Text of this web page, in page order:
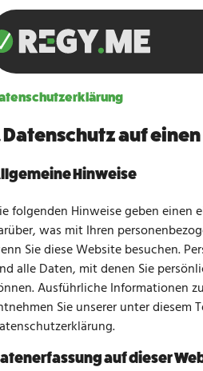
Datenschutz auf
Hinweise
folgenden Hinweise geben einen
was mit Ihren
Sie diese Website besuchen.
alle Daten, mit denen Sie
Ausführliche Informationen
Sie unserer unter diesem
auf dieser